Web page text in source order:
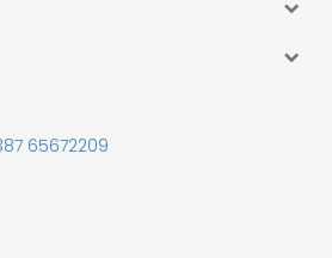
NOVO SARAJEVO, ISTOČNO
65672209